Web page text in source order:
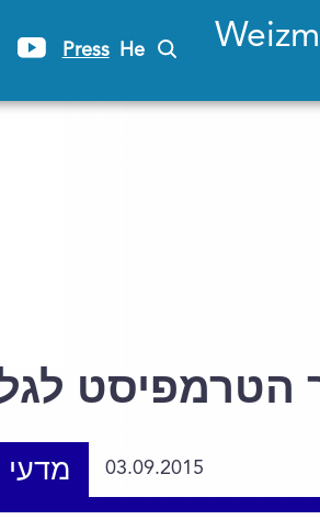
Press He
הטרמפיסט
מדעי 03.09.2015